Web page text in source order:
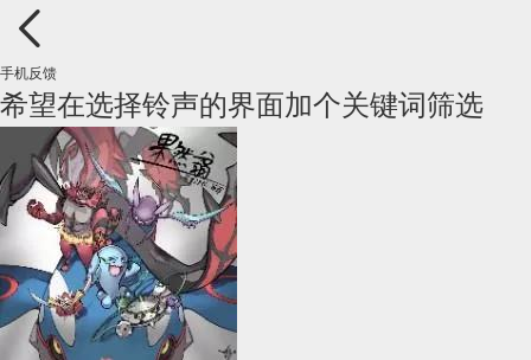
手机反馈
希望在选择铃声的界面加个关键词筛选